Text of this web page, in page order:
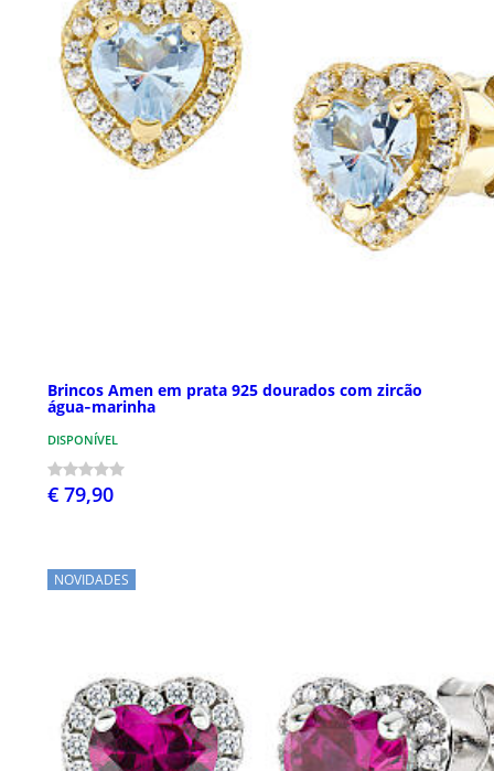
Brincos Amen em prata 925 dourados com zircão
água‑marinha
DISPONÍVEL
€ 79,90
NOVIDADES